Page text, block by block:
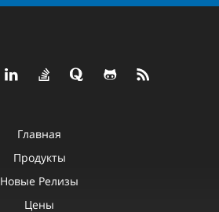
Главная
Продукты
Новые Релизы
Цены